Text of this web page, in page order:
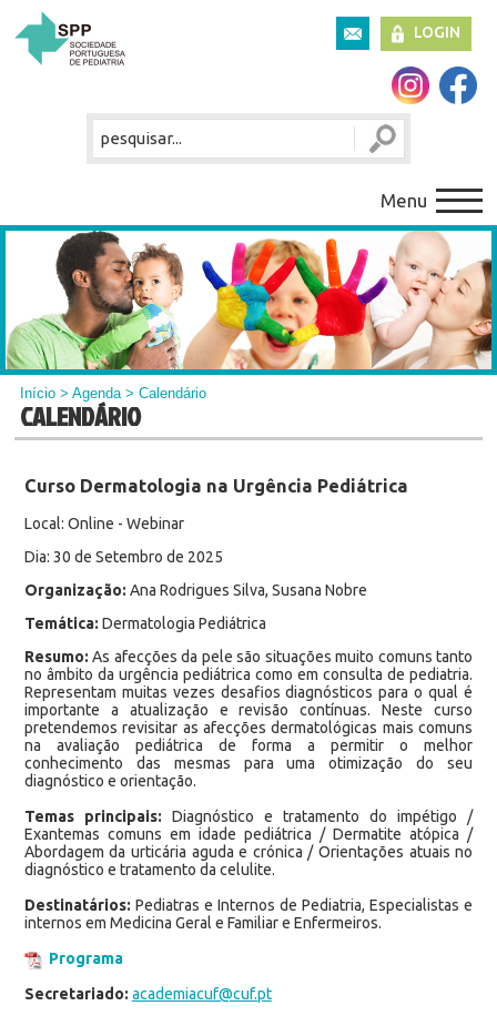
LOGIN
Menu
Início >Agenda> Calendário
CALENDÁRIO
Curso Dermatologia na Urgência Pediátrica
Local: Online - Webinar
Dia: 30 de Setembro de 2025
Organização: Ana Rodrigues Silva, Susana Nobre
Temática: Dermatologia Pediátrica
Resumo: As afecções da pele são situações muito comuns tanto
no âmbito da urgência pediátrica como em consulta de pediatria.
Representam muitas vezes desafios diagnósticos para o qual é
importante a atualização e revisão contínuas. Neste curso
pretendemos revisitar as afecções dermatológicas mais comuns
na avaliação pediátrica de forma a permitir o melhor
conhecimento das mesmas para uma otimização do seu
diagnóstico e orientação.
Temas principais: Diagnóstico e tratamento do impétigo /
Exantemas comuns em idade pediátrica / Dermatite atópica /
Abordagem da urticária aguda e crónica / Orientações atuais no
diagnóstico e tratamento da celulite.
Destinatários: Pediatras e Internos de Pediatria, Especialistas e
internos em Medicina Geral e Familiar e Enfermeiros.
Programa
Secretariado: academiacuf@cuf.pt